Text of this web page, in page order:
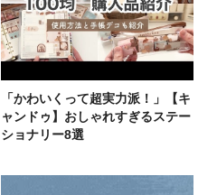
「かわいくって超実力派！」【キ
ャンドゥ】おしゃれすぎるステー
ショナリー8選